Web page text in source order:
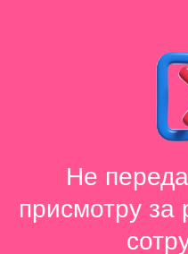
в час за двоих
в рамках одной
2500
Заказать